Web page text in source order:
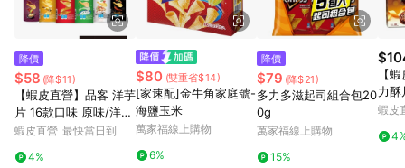
降價
$58 (降$11)
【蝦皮直營】品客 洋芋
片 16款口味 原味/洋
蔥/披薩/起司 薯片 餅
蝦皮直營_最快當日到
4%
$80 (雙重省$14)
[家速配]金牛角家庭號-
海鹽玉米
萬家福線上購物
6%
降價
$79 (降$21)
多力多滋起司組合包20
0g
萬家福線上購物
15%
【
力
盒
心
蝦皮